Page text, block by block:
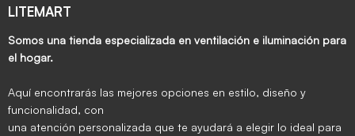
LITEMART
Somos una tienda especializada en ventilación e iluminación para
el hogar.
Aquí encontrarás las mejores opciones en estilo, diseño y
funcionalidad, con
una atención personalizada que te ayudará a elegir lo ideal para